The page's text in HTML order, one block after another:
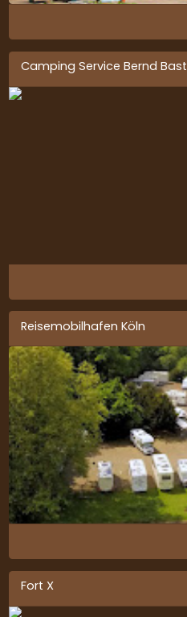
Camping Service Bernd Bast
Reisemobilhafen Köln
Fort X